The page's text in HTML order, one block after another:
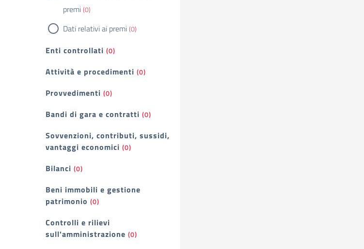
premi(0)
Dati relativi ai premi(0)
Enti controllati (0)
Attività e procedimenti (0)
Provvedimenti (0)
Bandi di gara e contratti (0)
Sovvenzioni, contributi, sussidi,
vantaggi economici (0)
Bilanci (0)
Beni immobili e gestione
patrimonio (0)
Controlli e rilievi
sull'amministrazione (0)